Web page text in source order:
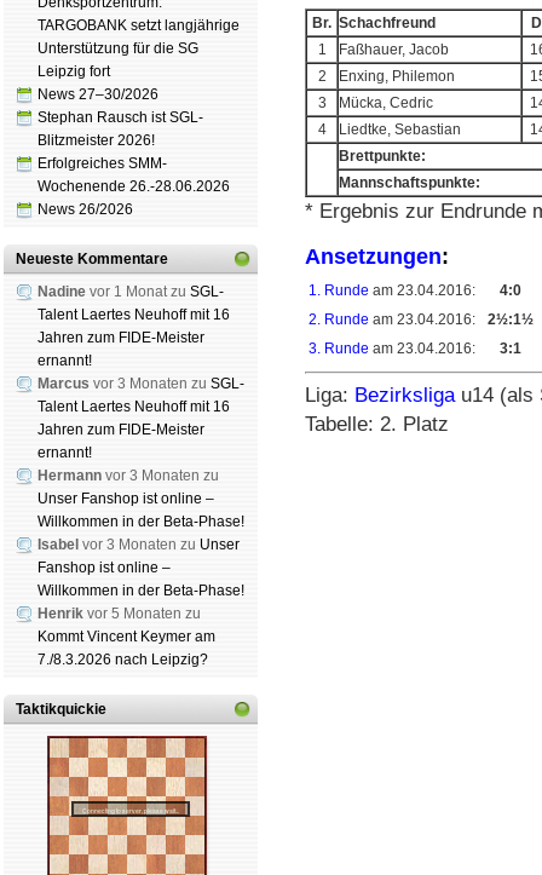
TARGOBANK setzt langjährige
Unterstützung für die SG
Leipzig fort
News 27–30/2026
Stephan Rausch ist SGL-
Blitzmeister 2026!
Erfolgreiches SMM-
Wochenende 26.-28.06.2026
News 26/2026
Neueste Kommentare
Nadine vor 1 Monat zu SGL-
Talent Laertes Neuhoff mit 16
Jahren zum FIDE-Meister
ernannt!
Marcus vor 3 Monaten zu SGL-
Talent Laertes Neuhoff mit 16
Jahren zum FIDE-Meister
ernannt!
Hermann vor 3 Monaten zu
Unser Fanshop ist online –
Willkommen in der Beta-Phase!
Isabel vor 3 Monaten zu Unser
Fanshop ist online –
Willkommen in der Beta-Phase!
Henrik vor 5 Monaten zu
Kommt Vincent Keymer am
7./8.3.2026 nach Leipzig?
Taktikquickie
Br. Schachfreund
1
Faßhauer, Jacob
2
Enxing, Philemon
3
Mücka, Cedric
4
Liedtke, Sebastian
Brettpunkte:
Mannschaftspunkte:
* Ergebnis zur Endrunde
Ansetzungen:
1. Runde am 23.04.2016:
4:0
2. Runde am 23.04.2016:
2½:1½
3. Runde am 23.04.2016: 3:1
Liga: Bezirksligau14 (als
Tabelle: 2. Platz